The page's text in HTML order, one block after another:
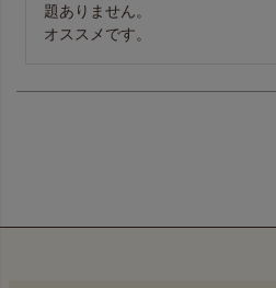
題ありません。
オススメです。